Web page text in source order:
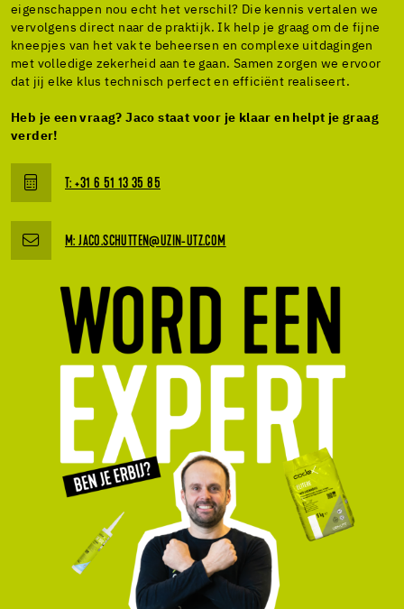
eigenschappen nou echt het verschil? Die kennis vertalen we
vervolgens direct naar de praktijk. Ik help je graag om de fijne
kneepjes van het vak te beheersen en complexe uitdagingen
met volledige zekerheid aan te gaan. Samen zorgen we ervoor
dat jij elke klus technisch perfect en efficiënt realiseert.
Heb je een vraag? Jaco staat voor je klaar en helpt je graag
verder!
T: +31 6 51 13 35 85
M: JACO.SCHUTTEN@UZIN-UTZ.COM